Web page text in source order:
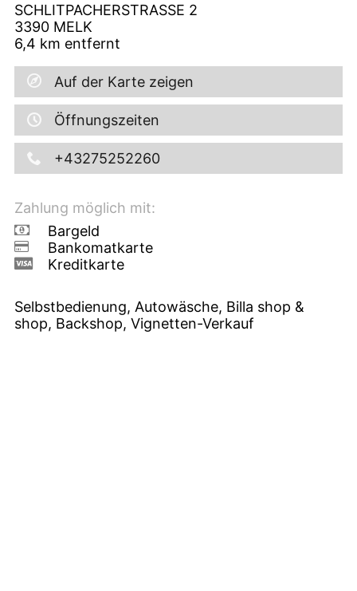
SCHLITPACHERSTRASSE 2
3390 MELK
6,4 km entfernt
Auf der Karte zeigen
Öffnungszeiten
+43275252260
Zahlung möglich mit:
Bargeld
Bankomatkarte
Kreditkarte
Selbstbedienung, Autowäsche, Billa shop &
shop, Backshop, Vignetten-Verkauf